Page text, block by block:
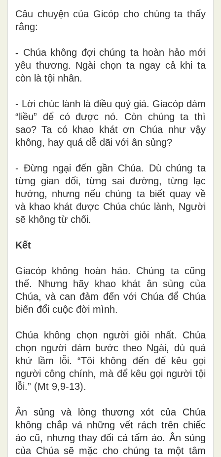
Câu chuyện của Gicóp cho chúng ta thấy
rằng:
- Chúa không đợi chúng ta hoàn hảo mới
yêu thương. Ngài chọn ta ngay cả khi ta
còn là tội nhân.
- Lời chúc lành là điều quý giá. Giacóp dám
“liều” để có được nó. Còn chúng ta thì
sao? Ta có khao khát ơn Chúa như vậy
không, hay quá dễ dãi với ân sủng?
- Đừng ngại đến gần Chúa. Dùchúng ta
từnggian dối, từng sai đường, từng lạc
hướng, nhưng nếuchúng ta biếtquay về
và khao khát được Chúa chúc lành, Người
sẽ không từ chối.
Kết
Giacóp không hoàn hảo. Chúng ta cũng
thế. Nhưng hãy khao khát ân sủng của
Chúa, và can đảm đến với Chúa để Chúa
biến đổi cuộc đời mình.
Chúa không chọn người giỏi nhất. Chúa
chọn người dám bướctheo Ngài, dùquá
khứ lầm lỗi. “Tôi không đến để kêu gọi
người công chính, mà để kêu gọi người tội
lỗi.” (Mt 9,9-13).
Ân sủng và lòng thương xót của Chúa
không chắp vá những vết rách trên chiếc
áocũ, nhưng thay đổi cả tấm áo. Ân sủng
của Chúa sẽ mặc chochúng ta một tâm